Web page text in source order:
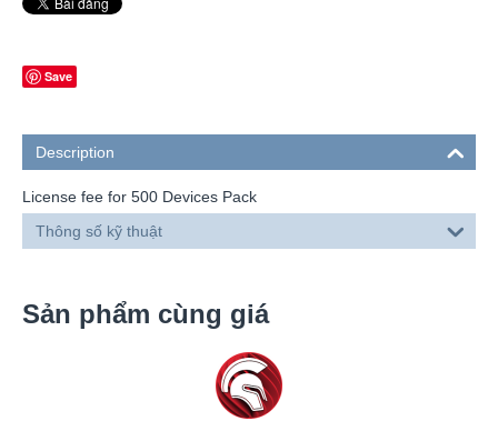
Save
Description
License fee for 500 Devices Pack
Thông số kỹ thuật
Sản phẩm cùng giá